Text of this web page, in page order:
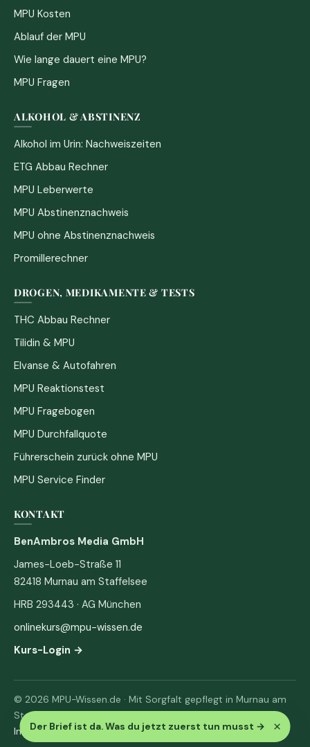
Der Brief ist da. Was du jetzt zuerst tun musst → ×
MPU Kosten
Ablauf der MPU
Wie lange dauert eine MPU?
MPU Fragen
ALKOHOL & ABSTINENZ
Alkohol im Urin: Nachweiszeiten
ETG Abbau Rechner
MPU Leberwerte
MPU Abstinenznachweis
MPU ohne Abstinenznachweis
Promillerechner
DROGEN, MEDIKAMENTE & TESTS
THC Abbau Rechner
Tilidin & MPU
Elvanse & Autofahren
MPU Reaktionstest
MPU Fragebogen
MPU Durchfallquote
Führerschein zurück ohne MPU
MPU Service Finder
KONTAKT
BenAmbros Media GmbH
James-Loeb-Straße 11
82418 Murnau am Staffelsee
HRB 293443 · AG München
onlinekurs@mpu-wissen.de
Kurs-Login →
© 2026 MPU-Wissen.de · Mit Sorgfalt gepflegt in Murnau am
Staffelsee
Impressum· Datenschutz & AGB